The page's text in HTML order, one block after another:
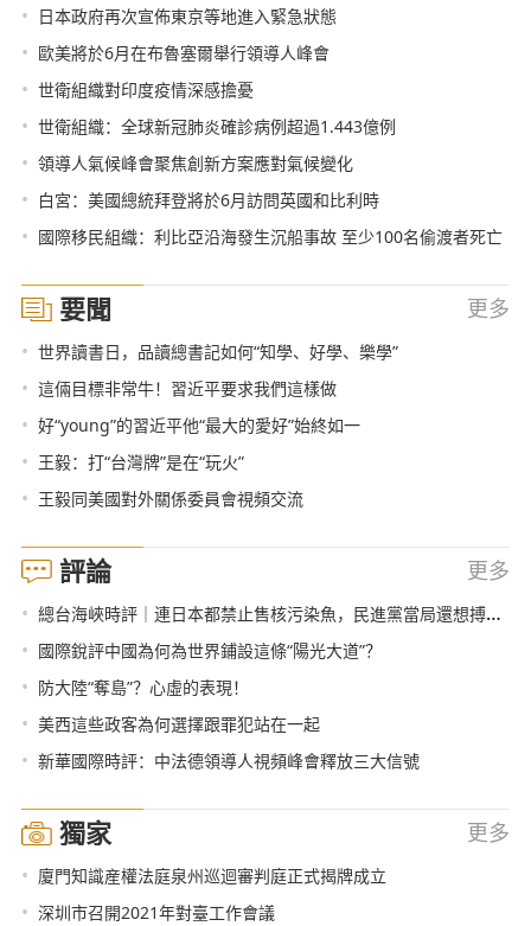
• 日本政府再次宣佈東京等地進入緊急狀態
• 歐美將於6月在布魯塞爾舉行領導人峰會
• 世衛組織對印度疫情深感擔憂
• 世衛組織：全球新冠肺炎確診病例超過1.443億例
• 領導人氣候峰會聚焦創新方案應對氣候變化
• 白宮：美國總統拜登將於6月訪問英國和比利時
• 國際移民組織：利比亞沿海發生沉船事故 至少100名偷渡者死亡
要聞 更多
• 世界讀書日，品讀總書記如何“知學、好學、樂學”
• 這倆目標非常牛！習近平要求我們這樣做
• 好“young”的習近平他“最大的愛好”始終如一
• 王毅：打“台灣牌”是在“玩火”
• 王毅同美國對外關係委員會視頻交流
評論 更多
• 總台海峽時評｜連日本都禁止售核污染魚，民進黨當局還想搏命獻媚？
• 國際銳評中國為何為世界鋪設這條“陽光大道”？
• 防大陸“奪島”？心虛的表現！
• 美西這些政客為何選擇跟罪犯站在一起
• 新華國際時評：中法德領導人視頻峰會釋放三大信號
獨家 更多
• 廈門知識産權法庭泉州巡迴審判庭正式揭牌成立
• 深圳市召開2021年對臺工作會議